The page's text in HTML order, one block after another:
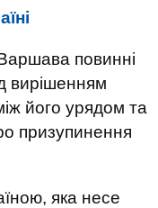
повинні
вирішенням
його урядом та
призупинення
яка несе